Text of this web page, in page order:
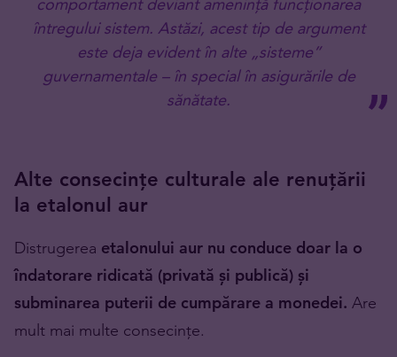
comportament deviant amenință funcționarea
întregului sistem. Astăzi, acest tip de argument
este deja evident în alte „sisteme”
guvernamentale – în special în asigurările de
sănătate.
Alte consecințe culturale ale renuțării
la etalonul aur
Distrugerea etalonului aur nu conduce doar la o
îndatorare ridicată (privată și publică) și
subminarea puterii de cumpărare a monedei. Are
mult mai multe consecințe.